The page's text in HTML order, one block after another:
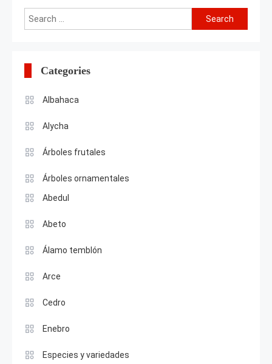
Search
for:
Categories
Albahaca
Alycha
Árboles frutales
Árboles ornamentales
Abedul
Abeto
Álamo temblón
Arce
Cedro
Enebro
Especies y variedades